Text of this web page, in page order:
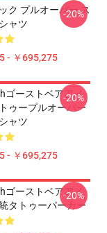
ク プルオーバー ス
ャツ
- ￥695,275
-20%
ゴーストベアアメ
ゥープルオーバー
ャツ
- ￥695,275
-20%
ゴーストベアアメ
タトゥーパーカー
-20%